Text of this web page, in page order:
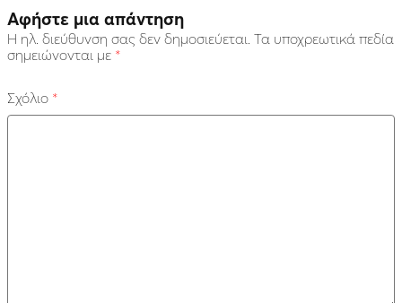
Αφήστε μια απάντηση
Η ηλ. διεύθυνση σας δεν δημοσιεύεται. Τα υποχρεωτικά πεδία
σημειώνονται με *
Σχόλιο *